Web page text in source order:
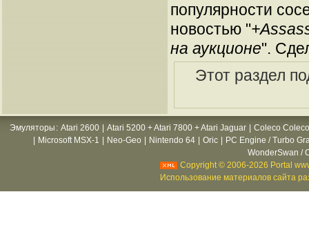
популярности
новостью "
на аукционе".
Этот раздел
Эмуляторы : Atari 2600 Atari 5200 + Atari 7800 + Atari Jaguar
Coleco
Microsoft MSX-1 Neo-Geo Nintendo 64 Oric
PC Engine / Turbo
WonderSwan /
Copyright © 2006-2026 Portal
Использование материалов сайта